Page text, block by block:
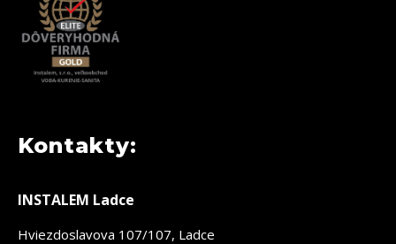
Kontakty:
INSTALEM Ladce
Hviezdoslavova 107/107, Ladce